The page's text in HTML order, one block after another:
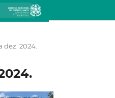
dez. 2024.